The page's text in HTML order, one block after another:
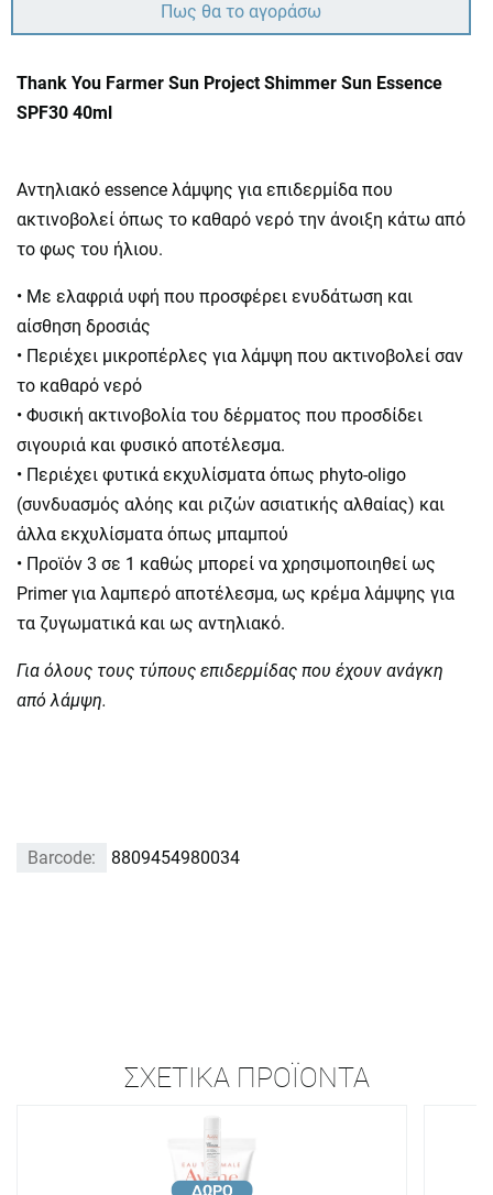
Πως θα το αγοράσω
Thank You Farmer Sun Project Shimmer Sun Essence
SPF30 40ml
Αντηλιακό essence λάμψης για επιδερμίδα που
ακτινοβολεί όπως το καθαρό νερό την άνοιξη κάτω από
το φως του ήλιου.
• Με ελαφριά υφή που προσφέρει ενυδάτωση και
αίσθηση δροσιάς
• Περιέχει μικροπέρλες για λάμψη που ακτινοβολεί σαν
το καθαρό νερό
• Φυσική ακτινοβολία του δέρματος που προσδίδει
σιγουριά και φυσικό αποτέλεσμα.
• Περιέχει φυτικά εκχυλίσματα όπως phyto-oligo
(συνδυασμός αλόης και ριζών ασιατικής αλθαίας) και
άλλα εκχυλίσματα όπως μπαμπού
• Προϊόν 3 σε 1 καθώς μπορεί να χρησιμοποιηθεί ως
Primer για λαμπερό αποτέλεσμα, ως κρέμα λάμψης για
τα ζυγωματικά και ως αντηλιακό.
Για όλους τους τύπους επιδερμίδας που έχουν ανάγκη
από λάμψη.
Barcode: 8809454980034
ΣΧΕΤΙΚΆ ΠΡΟΪΌΝΤΑ